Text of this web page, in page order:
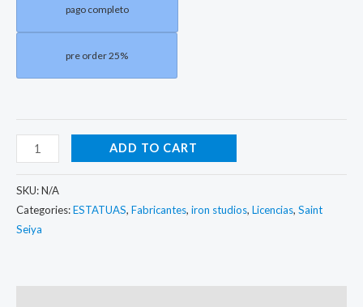
pago completo
pre order 25%
ADD TO CART
SKU:N/A
Categories:ESTATUAS, Fabricantes, iron studios, Licencias, Saint
Seiya